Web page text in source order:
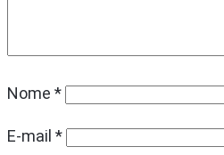
Nome *
E-mail *